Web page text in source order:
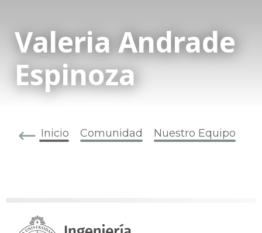
Valeria Andrade
Espinoza
Inicio Comunidad Nuestro Equipo